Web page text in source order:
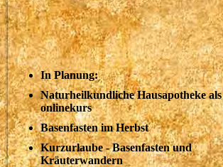
In Planung:
Naturheilkundliche Hausapotheke als
onlinekurs
Basenfasten im Herbst
Kurzurlaube - Basenfasten und
Kräuterwandern